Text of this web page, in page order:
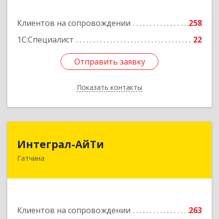
Клиентов на сопровождении
258
1С:Специалист
22
Отправить заявку
Показать контакты
Подробнее
Отправить заявку
Назад
Интеграл-АйТи
Гатчина
Клиентов на сопровождении
263
188300, Ленинградская обл, Гатчинский р-н,
Подробнее